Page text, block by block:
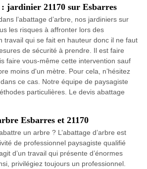
jardinier 21170 sur Esbarres
l’abattage d’arbre, nos jardiniers sur
les risques à affronter lors des
travail qui se fait en hauteur donc il ne faut
de sécurité à prendre. Il est faire
faire vous-même cette intervention sauf
moins d'un mètre. Pour cela, n’hésitez
ce cas. Notre équipe de paysagiste
particulières. Le devis abattage
Esbarres et 21170
un arbre ? L’abattage d’arbre est
de professionnel paysagiste qualifié
d’un travail qui présente d’énormes
privilégiez toujours un professionnel.